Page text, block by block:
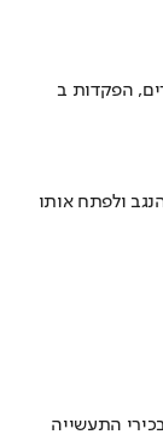
ולפתח אותו
התעשייה